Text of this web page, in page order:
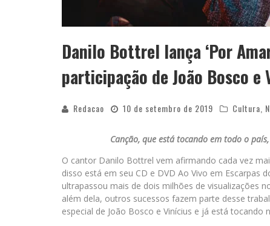
Danilo Bottrel lança ‘Por
participação de João Bosco e
Redacao 10 de setembro de 2019 Cultura
Canção, que está tocando em todo o
O cantor Danilo Bottrel vem afirmando cada vez
disso está em seu CD e DVD Ao Vivo em Escarpas
ultrapassou mais de dois milhões de visualizações
além dela, outros sucessos fazem parte desse
especial de João Bosco e Vinícius e já está tocando